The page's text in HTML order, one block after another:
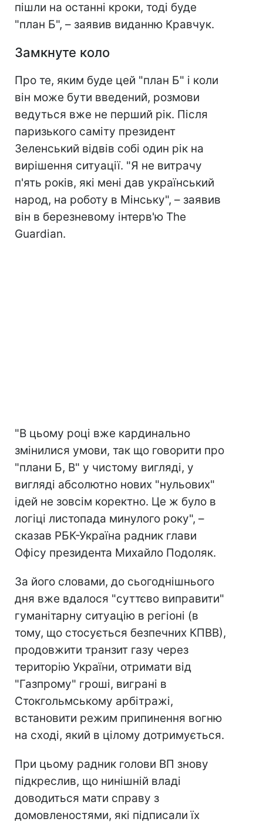
пішли на останні кроки, тоді буде
"план Б", – заявив виданню Кравчук.
Замкнуте коло
Про те, яким буде цей "план Б" і коли
він може бути введений, розмови
ведуться вже не перший рік. Після
паризького саміту президент
Зеленський відвів собі один рік на
вирішення ситуації. "Я не витрачу
п'ять років, які мені дав український
народ, на роботу в Мінську", – заявив
він в березневому інтерв'ю The
Guardian.
"В цьому році вже кардинально
змінилися умови, так що говорити про
"плани Б, В" у чистому вигляді, у
вигляді абсолютно нових "нульових"
ідей не зовсім коректно. Це ж було в
логіці листопада минулого року", –
сказав РБК-Україна радник глави
Офісу президента Михайло Подоляк.
За його словами, до сьогоднішнього
дня вже вдалося "суттєво виправити"
гуманітарну ситуацію в регіоні (в
тому, що стосується безпечних КПВВ),
продовжити транзит газу через
територію України, отримати від
"Газпрому" гроші, виграні в
Стокгольмському арбітражі,
встановити режим припинення вогню
на сході, який в цілому дотримується.
При цьому радник голови ВП знову
підкреслив, що нинішній владі
доводиться мати справу з
домовленостями, які підписали їх